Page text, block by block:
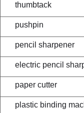
thumbtack
pushpin
pencil sharpener
electric pencil
paper cutter
plastic binding